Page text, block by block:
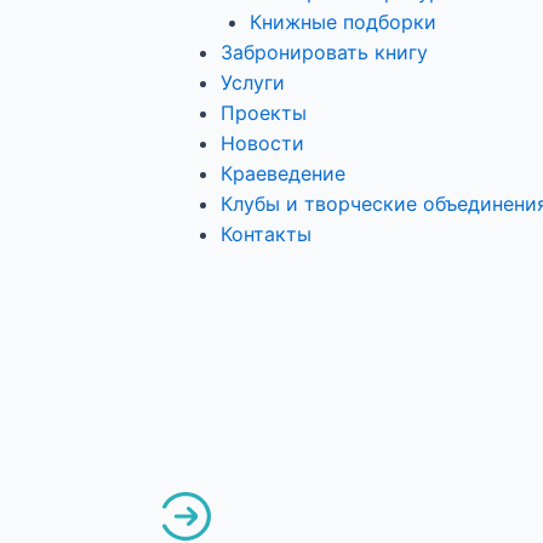
Книжные подборки
Забронировать книгу
Услуги
Проекты
Новости
Краеведение
Клубы и творческие
Контакты